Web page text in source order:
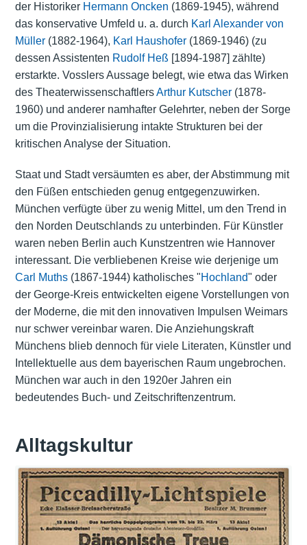
der Historiker Hermann Oncken (1869-1945), während
das konservative Umfeld u. a. durch Karl Alexander von
Müller(1882-1964), Karl Haushofer(1869-1946) (zu
dessen Assistenten Rudolf Heß [1894-1987] zählte)
erstarkte. Vosslers Aussage belegt, wie etwa das Wirken
des TheaterwissenschaftlersArthur Kutscher(1878-
1960) und anderer namhafter Gelehrter, neben der Sorge
um die Provinzialisierung intakte Strukturen bei der
kritischen Analyse der Situation.
Staat und Stadt versäumten es aber, der Abstimmung mit
den Füßen entschieden genug entgegenzuwirken.
München verfügte über zu wenig Mittel, um den Trend in
den Norden Deutschlands zu unterbinden. Für Künstler
waren neben Berlin auch Kunstzentren wie Hannover
interessant. Die verbliebenen Kreise wie derjenige um
Carl Muths(1867-1944) katholisches "Hochland" oder
der George-Kreis entwickelten eigene Vorstellungen von
der Moderne, die mit den innovativen Impulsen Weimars
nur schwer vereinbar waren. Die Anziehungskraft
Münchens blieb dennoch für viele Literaten, Künstler und
Intellektuelle aus dem bayerischen Raum ungebrochen.
München war auch in den 1920er Jahren ein
bedeutendes Buch- und Zeitschriftenzentrum.
Alltagskultur